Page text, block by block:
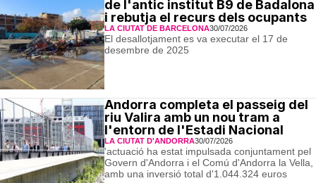
de l'antic institut B9 de Badalona
i rebutja el recurs dels ocupants
LA CIUTAT DE BARCELONA30/07/2026
El desallotjament es va executar el 17 de
desembre de 2025
Andorra completa el passeig del
riu Valira amb un nou tram a
l'entorn de l'Estadi Nacional
LA CIUTAT D'ANDORRA30/07/2026
'actuació ha estat impulsada conjuntament pel
Govern d'Andorra i el Comú d'Andorra la Vella,
amb una inversió total d'1.044.324 euros